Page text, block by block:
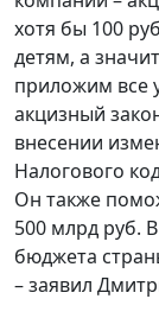
хотя бы 100
детям, а
приложим все
акцизный
внесении
Налогового
Он также
500 млрд руб.
бюджета
– заявил